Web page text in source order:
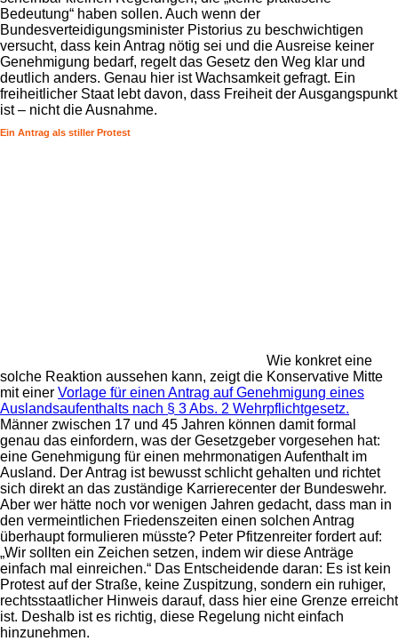
Bedeutung“ haben sollen. Auch wenn der
Bundesverteidigungsminister Pistorius zu beschwichtigen
versucht, dass kein Antrag nötig sei und die Ausreise keiner
Genehmigung bedarf, regelt das Gesetz den Weg klar und
deutlich anders. Genau hier ist Wachsamkeit gefragt. Ein
freiheitlicher Staat lebt davon, dass Freiheit der Ausgangspunkt
ist – nicht die Ausnahme.
Ein Antrag als stiller Protest
Wie konkret eine
solche Reaktion aussehen kann, zeigt die Konservative Mitte
mit einer Vorlage für einen Antrag auf Genehmigung eines
Auslandsaufenthalts nach § 3 Abs. 2 Wehrpflichtgesetz.
Männer zwischen 17 und 45 Jahren können damit formal
genau das einfordern, was der Gesetzgeber vorgesehen hat:
eine Genehmigung für einen mehrmonatigen Aufenthalt im
Ausland. Der Antrag ist bewusst schlicht gehalten und richtet
sich direkt an das zuständige Karrierecenter der Bundeswehr.
Aber wer hätte noch vor wenigen Jahren gedacht, dass man in
den vermeintlichen Friedenszeiten einen solchen Antrag
überhaupt formulieren müsste? Peter Pfitzenreiter fordert auf:
„Wir sollten ein Zeichen setzen, indem wir diese Anträge
einfach mal einreichen.“ Das Entscheidende daran: Es ist kein
Protest auf der Straße, keine Zuspitzung, sondern ein ruhiger,
rechtsstaatlicher Hinweis darauf, dass hier eine Grenze erreicht
ist. Deshalb ist es richtig, diese Regelung nicht einfach
hinzunehmen.